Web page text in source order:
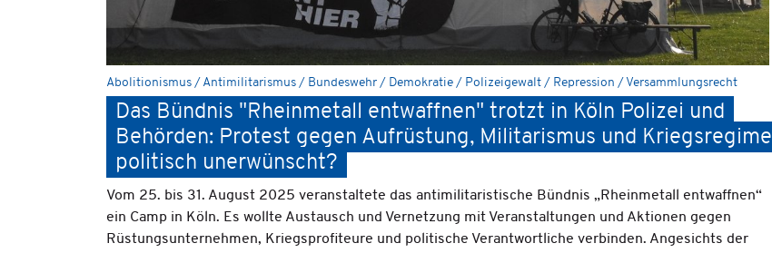
Abolitionismus / Antimilitarismus / Bundeswehr / Demokratie / Polizeigewalt / Repression / Versammlungsrecht
Das Bündnis "Rheinmetall entwaffnen" trotzt in Köln Polizei und
Behörden: Protest gegen Aufrüstung, Militarismus und Kriegsregime
politisch unerwünscht?
Vom 25. bis 31. August 2025 veranstaltete das antimilitaristische Bündnis „Rheinmetall entwaffnen“
ein Camp in Köln. Es wollte Austausch und Vernetzung mit Veranstaltungen und Aktionen gegen
Rüstungsunternehmen, Kriegsprofiteure und politische Verantwortliche verbinden. Angesichts der